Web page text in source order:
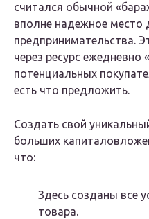
считался обычной
вполне надежное место
предпринимательства.
через ресурс
потенциальных
есть что предложить.
Создать свой
больших
что:
Здесь созданы все
товара.